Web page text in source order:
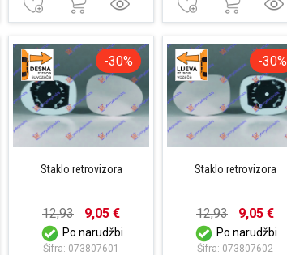
-30%
Staklo retrovizora
12,93 9,05 €
Po narudžbi
Šifra: 073807601
-30%
Staklo retrovizora
12,93 9,05 €
Po narudžbi
Šifra: 073807602